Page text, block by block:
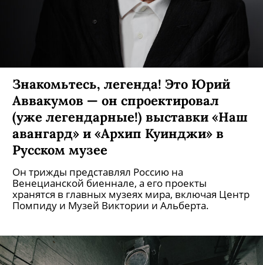
Знакомьтесь, легенда! Это Юрий
Аввакумов — он спроектировал
(уже легендарные!) выставки «Наш
авангард» и «Архип Куинджи» в
Русском музее
Он трижды представлял Россию на
Венецианской биеннале, а его проекты
хранятся в главных музеях мира, включая Центр
Помпиду и Музей Виктории и Альберта.